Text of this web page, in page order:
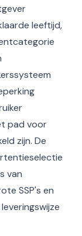
leeftijd,
pad voor
zijn. De
van
SSP's en